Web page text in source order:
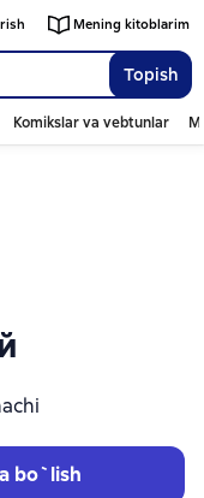
Topish
Mening kitoblarim
Komikslar va vebtunlar
bo`lish